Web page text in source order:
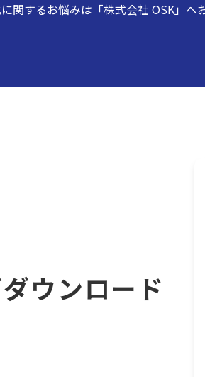
関するお悩みは「株式会社 OSK」へ
ウンロード